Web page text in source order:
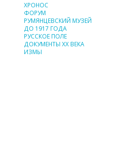
ХРОНОС
ФОРУМ
РУМЯНЦЕВСКИЙ МУЗЕЙ
ДО 1917 ГОДА
РУССКОЕ ПОЛЕ
ДОКУМЕНТЫ XX ВЕКА
ИЗМЫ